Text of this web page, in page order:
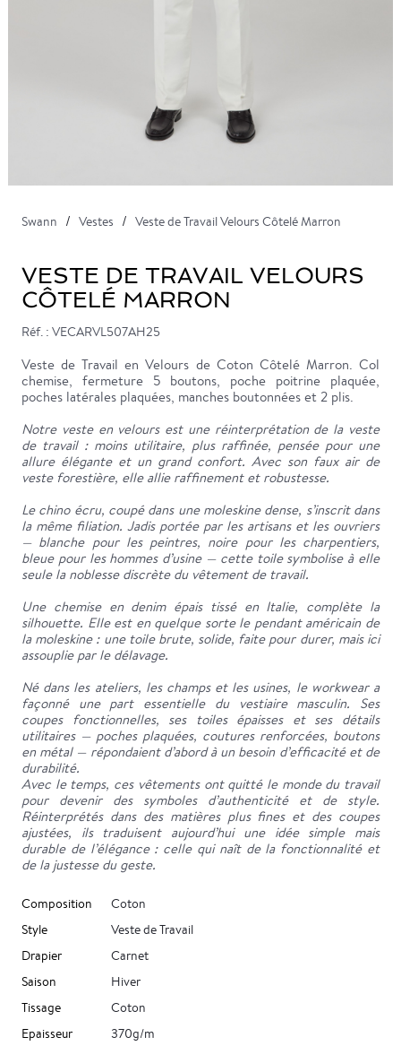
Swann Vestes Veste de Travail Velours Côtelé Marron
VESTE DE TRAVAIL VELOURS
CÔTELÉ MARRON
Réf. : VECARVL507AH25
Veste de Travail en Velours de Coton Côtelé Marron. Col
chemise, fermeture 5 boutons, poche poitrine plaquée,
poches latérales plaquées, manches boutonnées et 2 plis.
Notre veste en velours est une réinterprétation de la veste
de travail : moins utilitaire, plus raffinée, pensée pour une
allure élégante et un grand confort. Avec son faux air de
veste forestière, elle allie raffinement et robustesse.
Le chino écru, coupé dans une moleskine dense, s’inscrit dans
la même filiation. Jadis portée par les artisans et les ouvriers
— blanche pour les peintres, noire pour les charpentiers,
bleue pour les hommes d’usine — cette toile symbolise à elle
seule la noblesse discrète du vêtement de travail.
Une chemise en denim épais tissé en Italie, complète la
silhouette. Elle est en quelque sorte le pendant américain de
la moleskine : une toile brute, solide, faite pour durer, mais ici
assouplie par le délavage.
Né dans les ateliers, les champs et les usines, le workwear a
façonné une part essentielle du vestiaire masculin. Ses
coupes fonctionnelles, ses toiles épaisses et ses détails
utilitaires — poches plaquées, coutures renforcées, boutons
en métal — répondaient d’abord à un besoin d’efficacité et de
durabilité.
Avec le temps, ces vêtements ont quitté le monde du travail
pour devenir des symboles d’authenticité et de style.
Réinterprétés dans des matières plus fines et des coupes
ajustées, ils traduisent aujourd’hui une idée simple mais
durable de l’élégance : celle qui naît de la fonctionnalité et
de la justesse du geste.
Composition
Coton
Style
Veste de Travail
Drapier
Carnet
Saison
Hiver
Tissage
Coton
Epaisseur
370g/m